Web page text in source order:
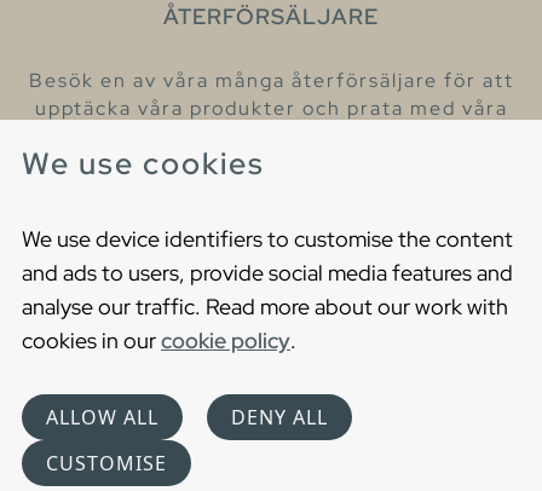
We use cookies
We use device identifiers to customise the content
and ads to users, provide social media features and
analyse our traffic. Read more about our work with
cookies in ourcookie policy.
ALLOW ALL
DENY ALL
CUSTOMISE
ÅTERFÖRSÄLJARE
Besök en av våra många återförsäljare för att
upptäcka våra produkter och prata med våra
Cookies
Privacy statement
Choose language